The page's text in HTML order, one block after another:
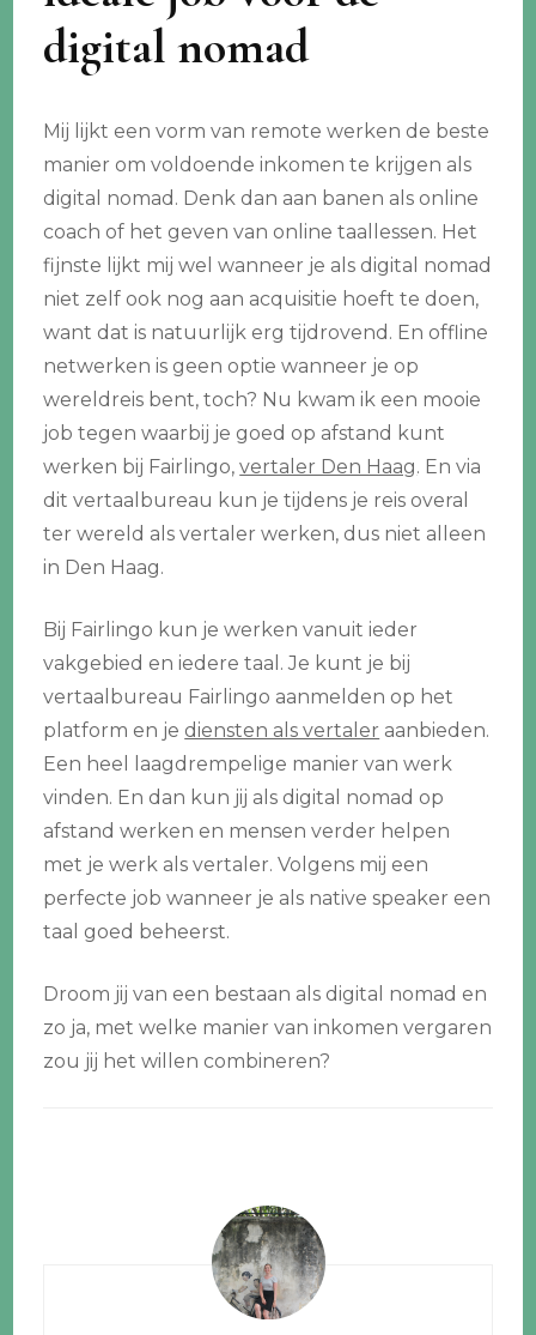
digital nomad
Mij lijkt een vorm van remote werken de beste
manier om voldoende inkomen te krijgen als
digital nomad. Denk dan aan banen als online
coach of het geven van online taallessen. Het
fijnste lijkt mij wel wanneer je als digital nomad
niet zelf ook nog aan acquisitie hoeft te doen,
want dat is natuurlijk erg tijdrovend. En offline
netwerken is geen optie wanneer je op
wereldreis bent, toch? Nu kwam ik een mooie
job tegen waarbij je goed op afstand kunt
werken bij Fairlingo,vertaler Den Haag. En via
dit vertaalbureau kun je tijdens je reis overal
ter wereld als vertaler werken, dus niet alleen
in Den Haag.
Bij Fairlingo kun je werken vanuit ieder
vakgebied en iedere taal. Je kunt je bij
vertaalbureau Fairlingo aanmelden op het
platform en je diensten als vertaler aanbieden.
Een heel laagdrempelige manier van werk
vinden. En dan kun jij als digital nomad op
afstand werken en mensen verder helpen
met je werk als vertaler. Volgens mij een
perfecte job wanneer je als native speaker een
taal goed beheerst.
Droom jij van een bestaan als digital nomad en
zo ja, met welke manier van inkomen vergaren
zou jij het willen combineren?